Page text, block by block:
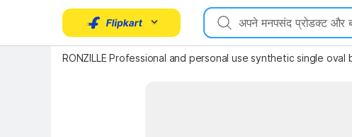
RONZILLE Professional and personal use synthetic single